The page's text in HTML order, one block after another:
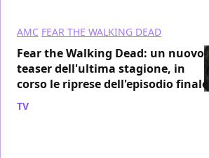
AMC FEAR THE WALKING DEAD
Fear the Walking Dead: un nuovo
teaser dell'ultima stagione, in
corso le riprese dell'episodio finale
TV